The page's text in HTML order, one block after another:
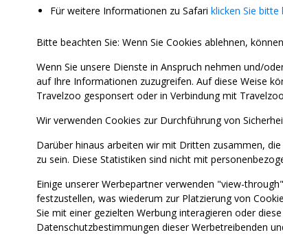
Für weitere Informationen zu Safari klicken Sie bitte
Bitte beachten Sie: Wenn Sie Cookies ablehnen,
Wenn Sie unsere Dienste in Anspruch nehmen und/
auf Ihre Informationen zuzugreifen. Auf diese Weise
Travelzoo gesponsert oder in Verbindung mit
Wir verwenden Cookies zur Durchführung von
Darüber hinaus arbeiten wir mit Dritten zusammen,
zu sein. Diese Statistiken sind nicht mit
Einige unserer Werbepartner verwenden "view-
festzustellen, was wiederum zur Platzierung von
Sie mit einer gezielten Werbung interagieren oder
Datenschutzbestimmungen dieser Werbetreibenden